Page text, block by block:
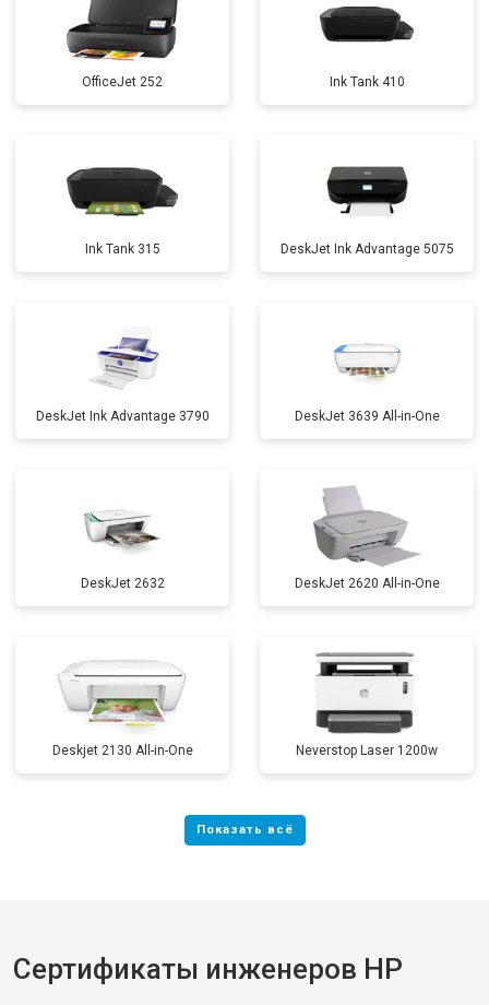
OfficeJet 252 Ink Tank 410
Ink Tank 315 DeskJet Ink Advantage 5075
DeskJet Ink Advantage 3790 DeskJet 3639 All-in-One
DeskJet 2632 DeskJet 2620 All-in-One
Deskjet 2130 All-in-One Neverstop Laser 1200w
Сертификаты инженеров HP